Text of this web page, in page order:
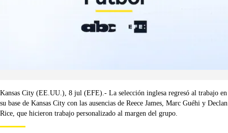
Kansas City (EE.UU.), 8 jul (EFE).- La selección inglesa regresó al trabajo en
su base de Kansas City con las ausencias de Reece James, Marc Guéhi y Declan
Rice, que hicieron trabajo personalizado al margen del grupo.